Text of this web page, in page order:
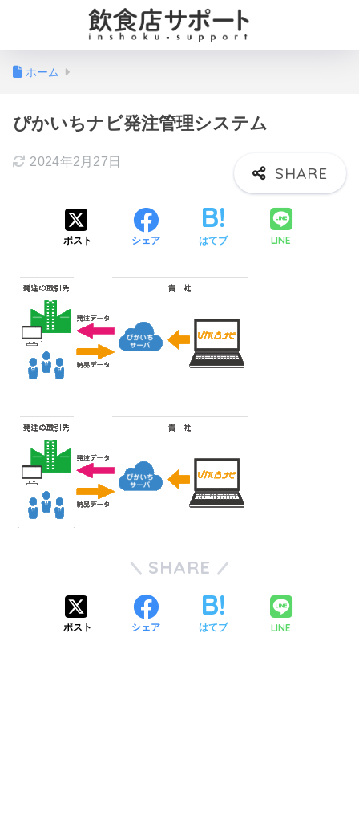
ホーム
ぴかいちナビ発注管理システム
2024年2月27日
ポスト シェア はてブ LINE
SHARE
ポスト シェア はてブ LINE